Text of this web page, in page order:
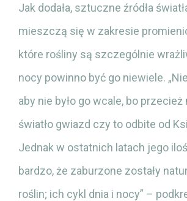
Jak dodała, sztuczne źródła
mieszczą się w zakresie
które rośliny są szczególnie
nocy powinno być go niewiele.
aby nie było go wcale, bo
światło gwiazd czy to odbite od
Jednak w ostatnich latach jego
bardzo, że zaburzone zostały
roślin; ich cykl dnia i nocy” –